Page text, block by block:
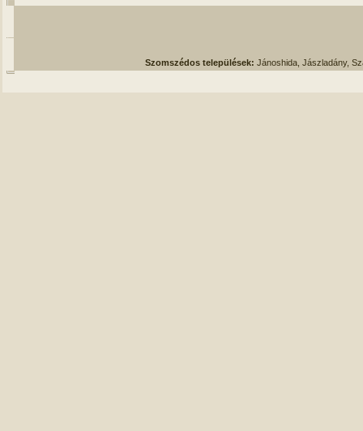
Szomszédos települések: Jánoshida, Jászladány,